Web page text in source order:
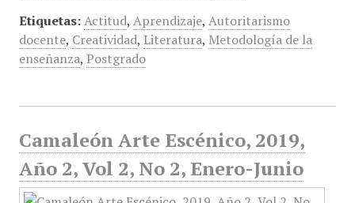
Etiquetas: Actitud, Aprendizaje, Autoritarismo
docente, Creatividad, Literatura, Metodología de la
enseñanza, Postgrado
Camaleón Arte Escénico, 2019,
Año 2, Vol 2, No 2, Enero-Junio